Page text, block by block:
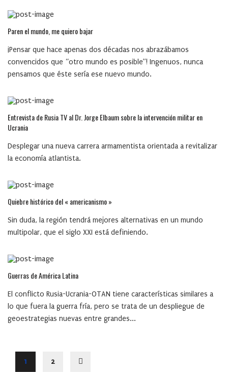
Paren el mundo, me quiero bajar
¡Pensar que hace apenas dos décadas nos abrazábamos
convencidos que “otro mundo es posible”! Ingenuos, nunca
pensamos que éste sería ese nuevo mundo.
Entrevista de Rusia TV al Dr. Jorge Elbaum sobre la intervención militar en
Ucrania
Desplegar una nueva carrera armamentista orientada a revitalizar
la economía atlantista.
Quiebre histórico del « americanismo »
Sin duda, la región tendrá mejores alternativas en un mundo
multipolar, que el siglo XXI está definiendo.
Guerras de América Latina
El conflicto Rusia-Ucrania-OTAN tiene características similares a
lo que fuera la guerra fría, pero se trata de un despliegue de
geoestrategias nuevas entre grandes...
1 2